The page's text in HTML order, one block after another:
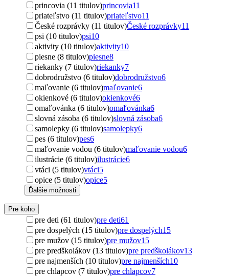
princovia (11 titulov)princovia11
priateľstvo (11 titulov)priateľstvo11
České rozprávky (11 titulov)České rozprávky11
psi (10 titulov)psi10
aktivity (10 titulov)aktivity10
piesne (8 titulov)piesne8
riekanky (7 titulov)riekanky7
dobrodružstvo (6 titulov)dobrodružstvo6
maľovanie (6 titulov)maľovanie6
okienkové (6 titulov)okienkové6
omaľovánka (6 titulov)omaľovánka6
slovná zásoba (6 titulov)slovná zásoba6
samolepky (6 titulov)samolepky6
pes (6 titulov)pes6
maľovanie vodou (6 titulov)maľovanie vodou6
ilustrácie (6 titulov)ilustrácie6
vtáci (5 titulov)vtáci5
opice (5 titulov)opice5
Ďalšie možnosti
Pre koho
pre deti (61 titulov)pre deti61
pre dospelých (15 titulov)pre dospelých15
pre mužov (15 titulov)pre mužov15
pre predškolákov (13 titulov)pre predškolákov13
pre najmenších (10 titulov)pre najmenších10
pre chlapcov (7 titulov)pre chlapcov7